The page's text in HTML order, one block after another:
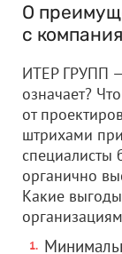
О
с
ИТЕР ГРУПП
означает?
от
штрихами
специалисты
органично
Какие выгоды